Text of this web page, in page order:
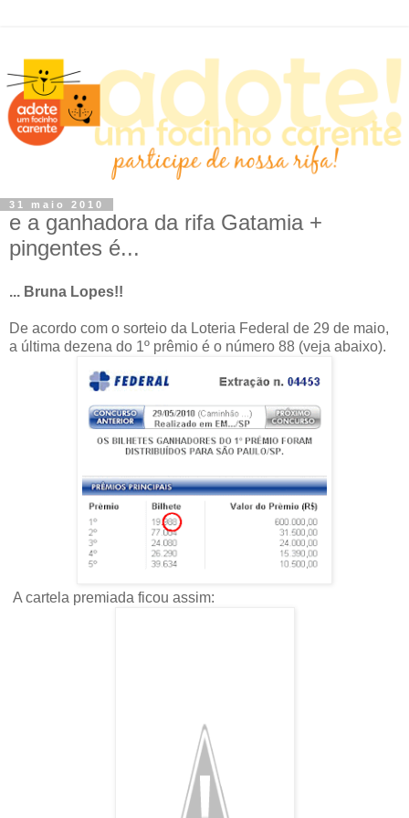
31 maio 2010
e a ganhadora da rifa Gatamia +
pingentes é...
... Bruna Lopes!!
De acordo com o sorteio da Loteria Federal de 29 de maio,
a última dezena do 1º prêmio é o número 88 (veja abaixo).
A cartela premiada ficou assim: